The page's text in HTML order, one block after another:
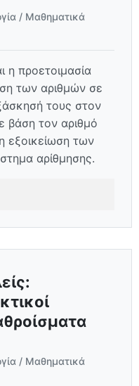
/ Μαθηματικά
η προετοιμασία
των αριθμών σε
τους στον
βάση τον αριθμό
εξοικείωση των
αρίθμησης.
/ Μαθηματικά